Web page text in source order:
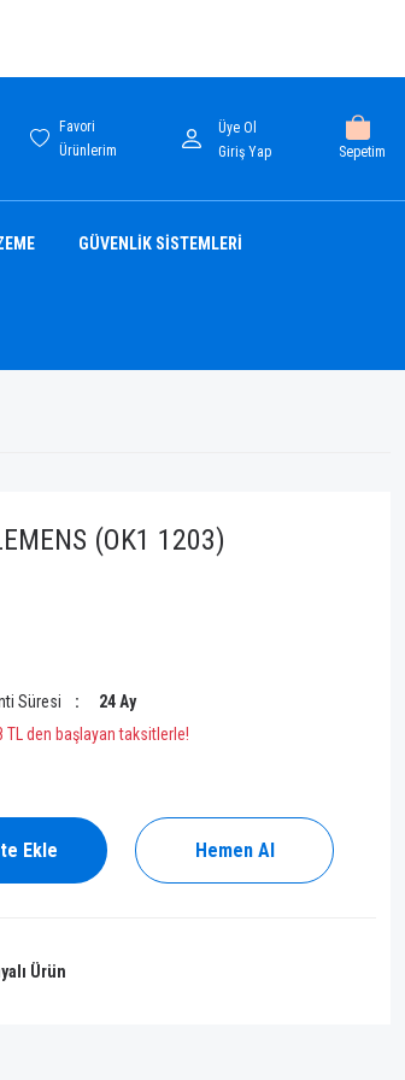
Favori
Ürünlerim
Giriş Yap
Üye Ol
Sepetim
GÜVENLİK SİSTEMLERİ
(OK1 1203)
Süresi
24 Ay
TL den başlayan taksitlerle!
Ekle Hemen Al
Ürün